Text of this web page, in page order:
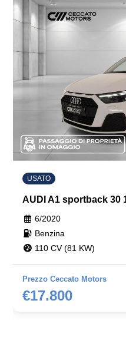
USATO
AUDI A1 sportback 30
6/2020
Benzina
110 CV (81 KW)
Prezzo Ceccato Motors
€17.800